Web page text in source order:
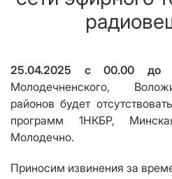
25.04.2025 с 00.00 до
Молодечненского,
районов будет
программ 1НКБР,
Молодечно.
Приносим извинения за